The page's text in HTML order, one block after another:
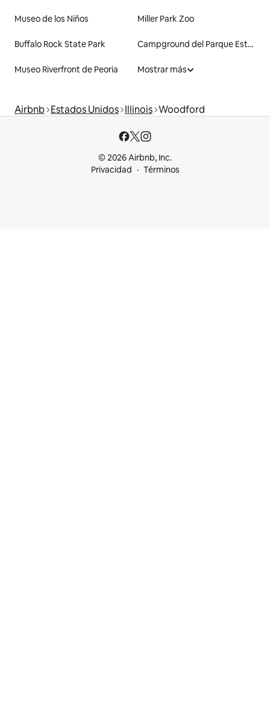
Museo de los Niños Miller Park Zoo
Buffalo Rock State Park Campground del Parque Estatal Starved Rock
Museo Riverfront de Peoria Mostrar más
Airbnb Estados Unidos Illinois Woodford
© 2026 Airbnb, Inc.
Privacidad
Términos